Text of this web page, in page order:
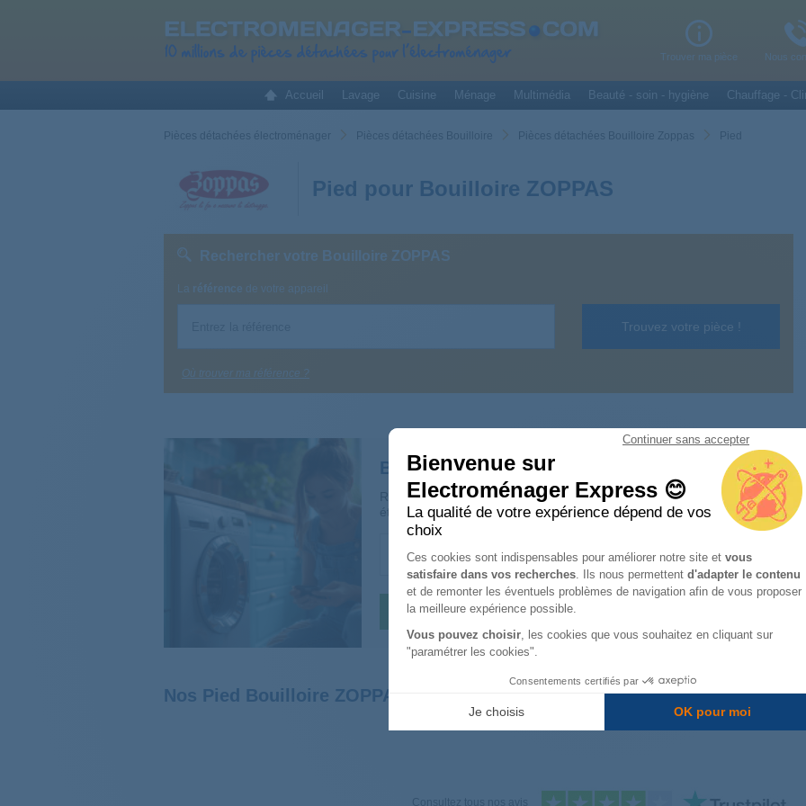
Continuer sans accepter
Bienvenue sur
Electroménager Express 😊
La qualité de votre expérience dépend de vos
choix
Plateforme de Gestion du
Ces cookies sont indispensables pour améliorer notre site et vous
satisfaire dans vos recherches. Ils nous permettent d'adapter le contenu
et de remonter les éventuels problèmes de navigation afin de vous proposer
la meilleure expérience possible.
Vous pouvez choisir, les cookies que vous souhaitez en cliquant sur
"paramétrer les cookies".
Consentements certifiés par
Je choisis OK pour moi
Axeptio consent
Trouver ma pièce Nous
Accueil Lavage Cuisine Ménage Multimédia Beauté - soin - hygiène Chauffage -
Pièces détachées électroménager Pièces détachées Bouilloire Pièces détachées Bouilloire Zoppas Pied
Pied pour Bouilloire ZOPPAS
Rechercher votre Bouilloire ZOPPAS
La référence de votre appareil
Trouvez votre pièce !
Où trouver ma référence ?
Besoin d’aide ? Un réparateur en visio vous
Réparez en toute confiance avec notre partenaire Spareka ! Bénéficiez
étape : diagnostic, conseils et résolution.Profitez-en, c’est gratuit
Prochain créneau disponible : AUJOURD'HUI à 10H50
Prendre rendez-vous
Nos Pied Bouilloire ZOPPAS les plus remplacées
Consultez tous nos avis